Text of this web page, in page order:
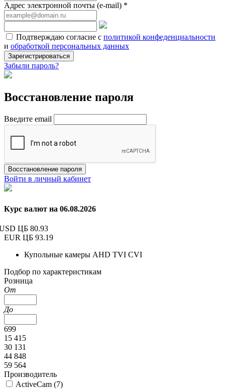
Адрес электронной почты (e-mail) *
Подтверждаю согласие с политикой конфеденциальности
и обработкой персональных данных
Зарегистрироваться
Забыли пароль?
Восстановление пароля
Введите email
Восстановление пароля
Войти в личный кабинет
Курс валют на 06.08.2026
ЦБ 80.93
EUR ЦБ 93.19
Купольные камеры AHD TVI CVI
Подбор по характеристикам
Розница
От
До
699
15 415
30 131
44 848
59 564
Производитель
ActiveCam (7)